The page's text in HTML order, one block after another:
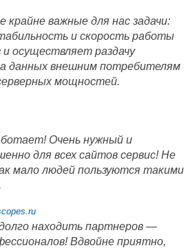
крайне важные для нас задачи:
и скорость работы
осуществляет раздачу
данных внешним потребителям
мощностей.
Очень нужный и
для всех сайтов сервис! Не
мало людей пользуются такими
находить партнеров —
Вдвойне приятно,